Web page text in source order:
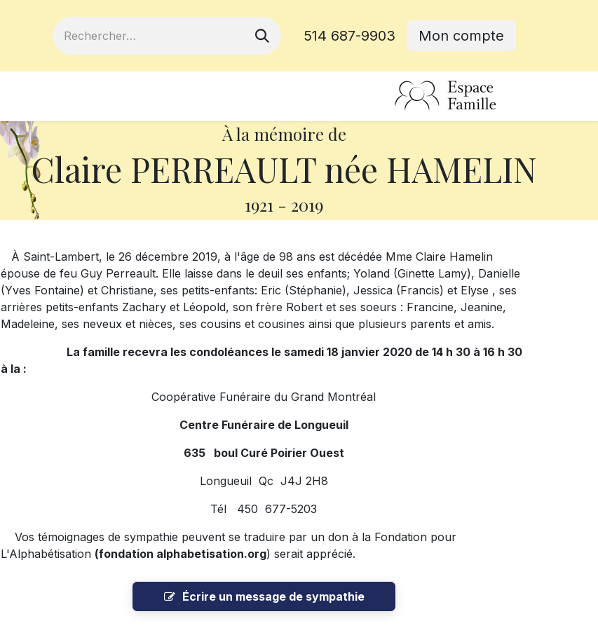
514 687-9903 Mon compte
À la mémoire de
Claire PERREAULT née HAMELIN
1921 - 2019
À Saint-Lambert, le 26 décembre 2019, à l'âge de 98 ans est décédée Mme Claire Hamelin
épouse de feu Guy Perreault. Elle laisse dans le deuil ses enfants; Yoland (Ginette Lamy), Danielle
(Yves Fontaine) et Christiane, ses petits-enfants: Eric (Stéphanie), Jessica (Francis) et Elyse , ses
arrières petits-enfants Zachary et Léopold, son frère Robert et ses soeurs : Francine, Jeanine,
Madeleine, ses neveux et nièces, ses cousins et cousines ainsi que plusieurs parents et amis.
La famille recevra les condoléances le samedi 18 janvier 2020 de 14 h 30 à 16 h 30
à la :
Coopérative Funéraire du Grand Montréal
Centre Funéraire de Longueuil
635 boul Curé Poirier Ouest
Longueuil Qc J4J 2H8
Tél 450 677-5203
Vos témoignages de sympathie peuvent se traduire par un don à la Fondation pour
L'Alphabétisation (fondation alphabetisation.org) serait apprécié.
Écrire un message de sympathie